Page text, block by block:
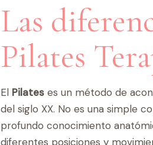
Las
Pilates
El Pilates es un método de
del siglo XX. No es una simple
profundo conocimiento
diferentes posiciones y